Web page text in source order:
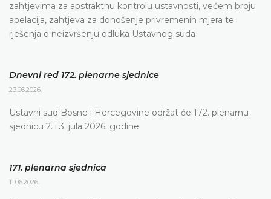
zahtjevima za apstraktnu kontrolu ustavnosti, većem broju
apelacija, zahtjeva za donošenje privremenih mjera te
rješenja o neizvršenju odluka Ustavnog suda
Dnevni red 172. plenarne sjednice
23.06.2026.
Ustavni sud Bosne i Hercegovine održat će 172. plenarnu
sjednicu 2. i 3. jula 2026. godine
171. plenarna sjednica
11.06.2026.